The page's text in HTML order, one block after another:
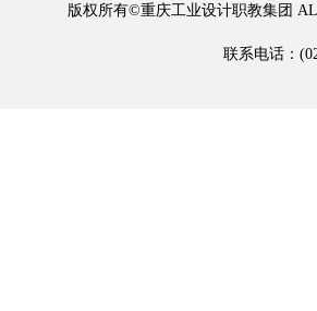
版权所有©重庆工业设计职教集团
联系电话：